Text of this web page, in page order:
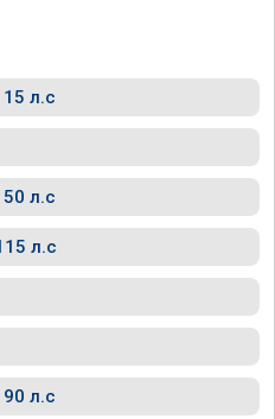
л.с
л.с
л.с
л.с